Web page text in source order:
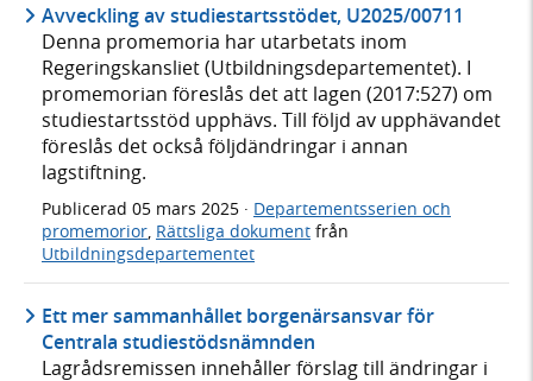
Avveckling av studiestartsstödet, U2025/00711
Denna promemoria har utarbetats inom
Regeringskansliet (Utbildningsdepartementet). I
promemorian föreslås det att lagen (2017:527) om
studiestartsstöd upphävs. Till följd av upphävandet
föreslås det också följdändringar i annan
lagstiftning.
Publicerad 05 mars 2025 · Departementsserien och
promemorior, Rättsliga dokument från
Utbildningsdepartementet
Ett mer sammanhållet borgenärsansvar för
Centrala studiestödsnämnden
Lagrådsremissen innehåller förslag till ändringar i